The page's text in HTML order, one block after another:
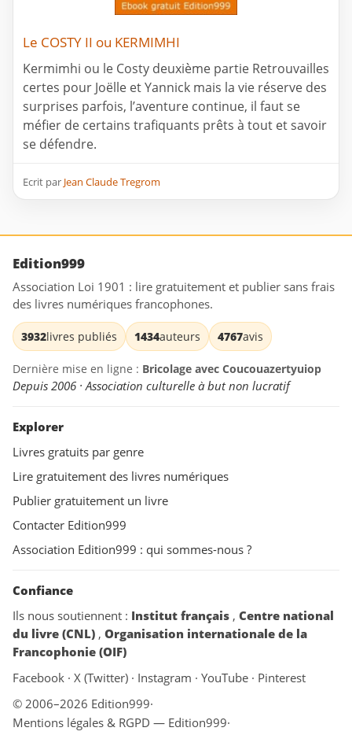
Le COSTY II ou KERMIMHI
Kermimhi ou le Costy deuxième partie Retrouvailles
certes pour Joëlle et Yannick mais la vie réserve des
surprises parfois, l’aventure continue, il faut se
méfier de certains trafiquants prêts à tout et savoir
se défendre.
Ecrit par Jean Claude Tregrom
Edition999
Association Loi 1901 : lire gratuitement et publier sans frais
des livres numériques francophones.
3932livres publiés 1434auteurs 4767avis
Dernière mise en ligne : Bricolage avec Coucouazertyuiop
Depuis 2006 · Association culturelle à but non lucratif
Explorer
Livres gratuits par genre
Lire gratuitement des livres numériques
Publier gratuitement un livre
Contacter Edition999
Association Edition999 : qui sommes-nous ?
Confiance
Ils nous soutiennent : Institut français , Centre national
du livre (CNL) , Organisation internationale de la
Francophonie (OIF)
Facebook · X (Twitter) · Instagram · YouTube · Pinterest
© 2006–2026 Edition999·
Mentions légales & RGPD — Edition999·